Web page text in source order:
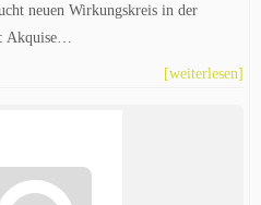
neuen Wirkungskreis in der
Akquise…
[weiterlesen]